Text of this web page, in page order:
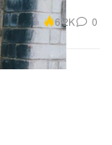
6.2K 0